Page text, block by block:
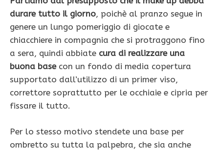
durare tutto il giorno, poichè al pranzo segue in
genere un lungo pomeriggio di giocate e
chiacchiere in compagnia che si protraggono fino
a sera, quindi abbiate cura di realizzare una
buona basecon un fondo di media copertura
supportato dall’utilizzo di un primer viso,
correttore soprattutto per le occhiaie e cipria per
fissare il tutto.
Per lo stesso motivo stendete una base per
ombretto su tutta la palpebra, che sia anche